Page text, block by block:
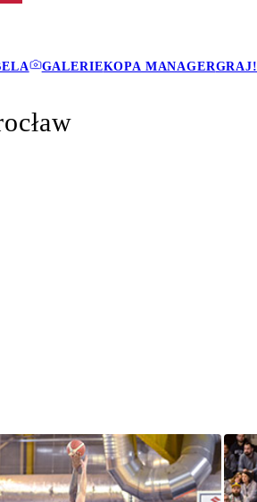
GALERIEKOPA MANAGERGRAJ!